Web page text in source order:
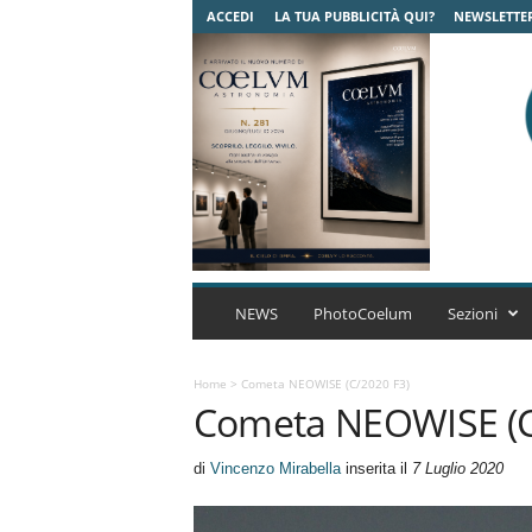
ACCEDI LA TUA PUBBLICITÀ QUI?
C
m
A
r
NEWS PhotoCoelum Sezioni
Home > Cometa NEOWISE (C/2020 F3)
Cometa NEOWISE
di Vincenzo Mirabellainserita il 7 Luglio 2020